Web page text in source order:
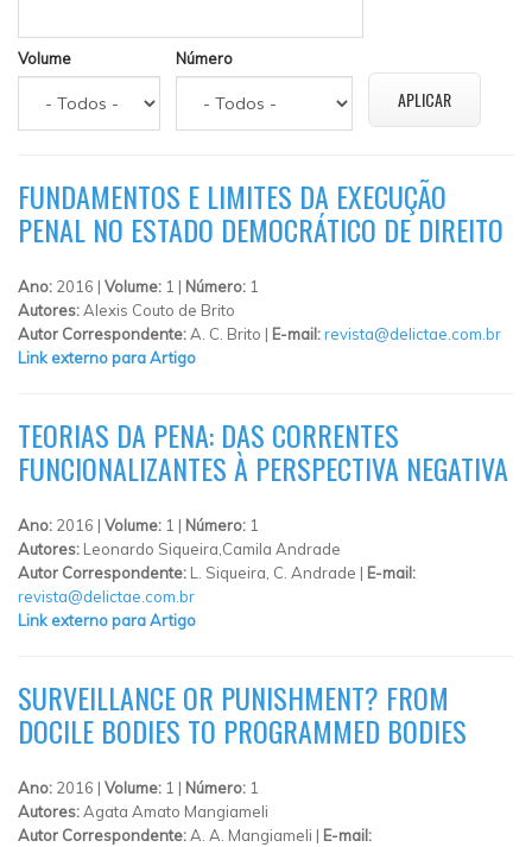
Volume Número
FUNDAMENTOS E LIMITES DA EXECUÇÃO
PENAL NO ESTADO DEMOCRÁTICO DE DIREITO
Ano: 2016 | Volume: 1 | Número: 1
Autores:Alexis Couto de Brito
Autor Correspondente:A. C. Brito | E-mail:revista@delictae.com.br
Link externo para Artigo
TEORIAS DA PENA: DAS CORRENTES
FUNCIONALIZANTES À PERSPECTIVA NEGATIVA
Ano: 2016 | Volume: 1 | Número: 1
Autores: Leonardo Siqueira,Camila Andrade
Autor Correspondente: L. Siqueira, C. Andrade | E-mail:
revista@delictae.com.br
Link externo para Artigo
SURVEILLANCE OR PUNISHMENT? FROM
DOCILE BODIES TO PROGRAMMED BODIES
Ano: 2016 | Volume: 1 | Número: 1
Autores:Agata Amato Mangiameli
Autor Correspondente:A. A. Mangiameli | E-mail: